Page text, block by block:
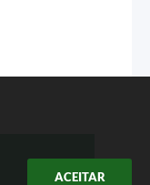
ACEITAR